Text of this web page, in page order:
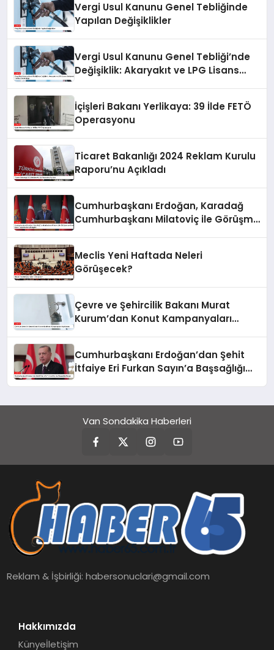
Vergi Usul Kanunu Genel Tebliğinde
Yapılan Değişiklikler
Vergi Usul Kanunu Genel Tebliği’nde
Değişiklik: Akaryakıt ve LPG Lisans
İçişleri Bakanı Yerlikaya: 39 İlde FETÖ
Operasyonu
Ticaret Bakanlığı 2024 Reklam Kurulu
Raporu’nu Açıkladı
Cumhurbaşkanı Erdoğan, Karadağ
Cumhurbaşkanı Milatoviç ile Görüşme
Meclis Yeni Haftada Neleri
Görüşecek?
Çevre ve Şehircilik Bakanı Murat
Kurum’dan Konut Kampanyaları
Cumhurbaşkanı Erdoğan’dan Şehit
İtfaiye Eri Furkan Sayın’a Başsağlığı
Van Sondakika Haberleri
Reklam & İşbirliği:habersonuclari@gmail.com
Hakkımızda
Künyeİletişim